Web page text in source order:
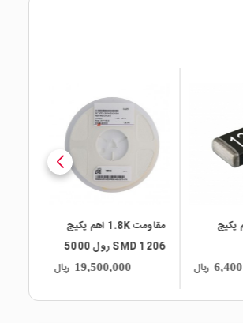
مقاومت 1.8K اهم پکیج
19,500,000
local_mall
مقاومت 8.2K اهم پکیج
عددی
22,300,000